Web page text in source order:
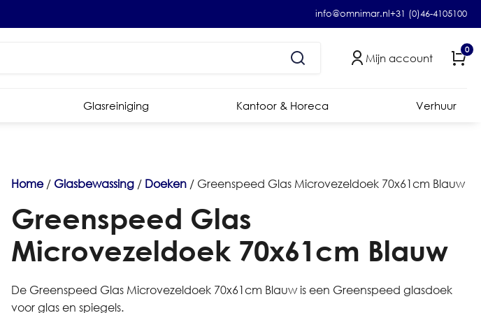
info@omnimar.nl+31 (0)46-4105100
Mijn account
0
Glasreiniging Kantoor & Horeca Verhuur
Home/ Glasbewassing / Doeken / Greenspeed Glas Microvezeldoek 70x61cm Blauw
Greenspeed Glas
Microvezeldoek 70x61cm Blauw
De Greenspeed Glas Microvezeldoek 70x61cm Blauw is een Greenspeed glasdoek
voor glas en spiegels.